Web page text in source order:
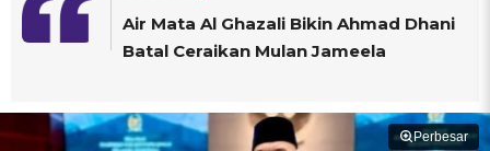
Air Mata Al Ghazali Bikin Ahmad Dhani
Batal Ceraikan Mulan Jameela
Perbesar